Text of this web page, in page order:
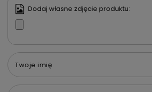
Dodaj własne zdjęcie produktu:
Twoje imię